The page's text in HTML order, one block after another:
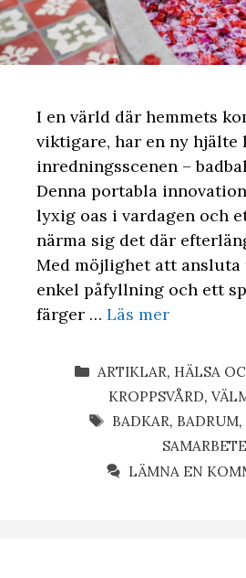
I en värld där hemmets
viktigare, har en ny hjälte
inredningsscenen –
Denna portabla
lyxig oas i vardagen och
närma sig det där
Med möjlighet att
enkel påfyllning och ett
färger … Läs mer
KATEGORIER
ARTIKLAR, HÄLSA
KROPPSVÅRD,
ETIKETTER
BADKAR, BADRUM,
SAMARBETE
LÄMNA EN